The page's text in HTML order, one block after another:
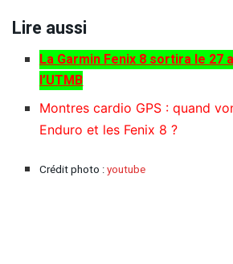
Lire aussi
La Garmin Fenix 8 sortira le 27
l’UTMB
Montres cardio GPS : quand
Enduro et les Fenix 8 ?
Crédit photo :youtube